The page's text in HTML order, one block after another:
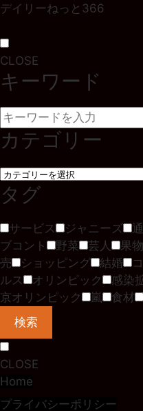
デイリーねっと366
CLOSE
キーワード
カテゴリー
タグ
サービス ジャニーズ
ブコント
野菜 芸人 果物
売
ショッピング 結婚
ルス
オリンピック 感染
京オリンピック
嵐 食材
検索
CLOSE
Home
プライバシーポリシー